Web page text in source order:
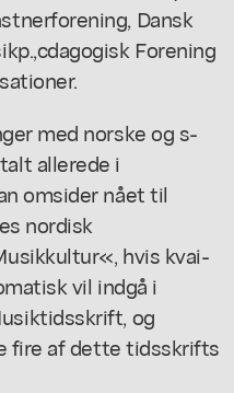
Dansk
Forening
med norske og s-
allerede i
omsider nået til
nordisk
hvis kvai-
vil indgå i
og
fire af dette tidsskrifts